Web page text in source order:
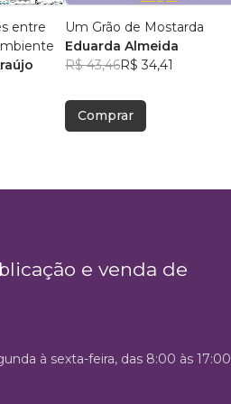
entre
Um Grão de Mostarda
Eduarda Almeida
R$ 43,46R$ 34,41
Comprar
e venda de
à sexta-feira, das 8:00 às 17:00